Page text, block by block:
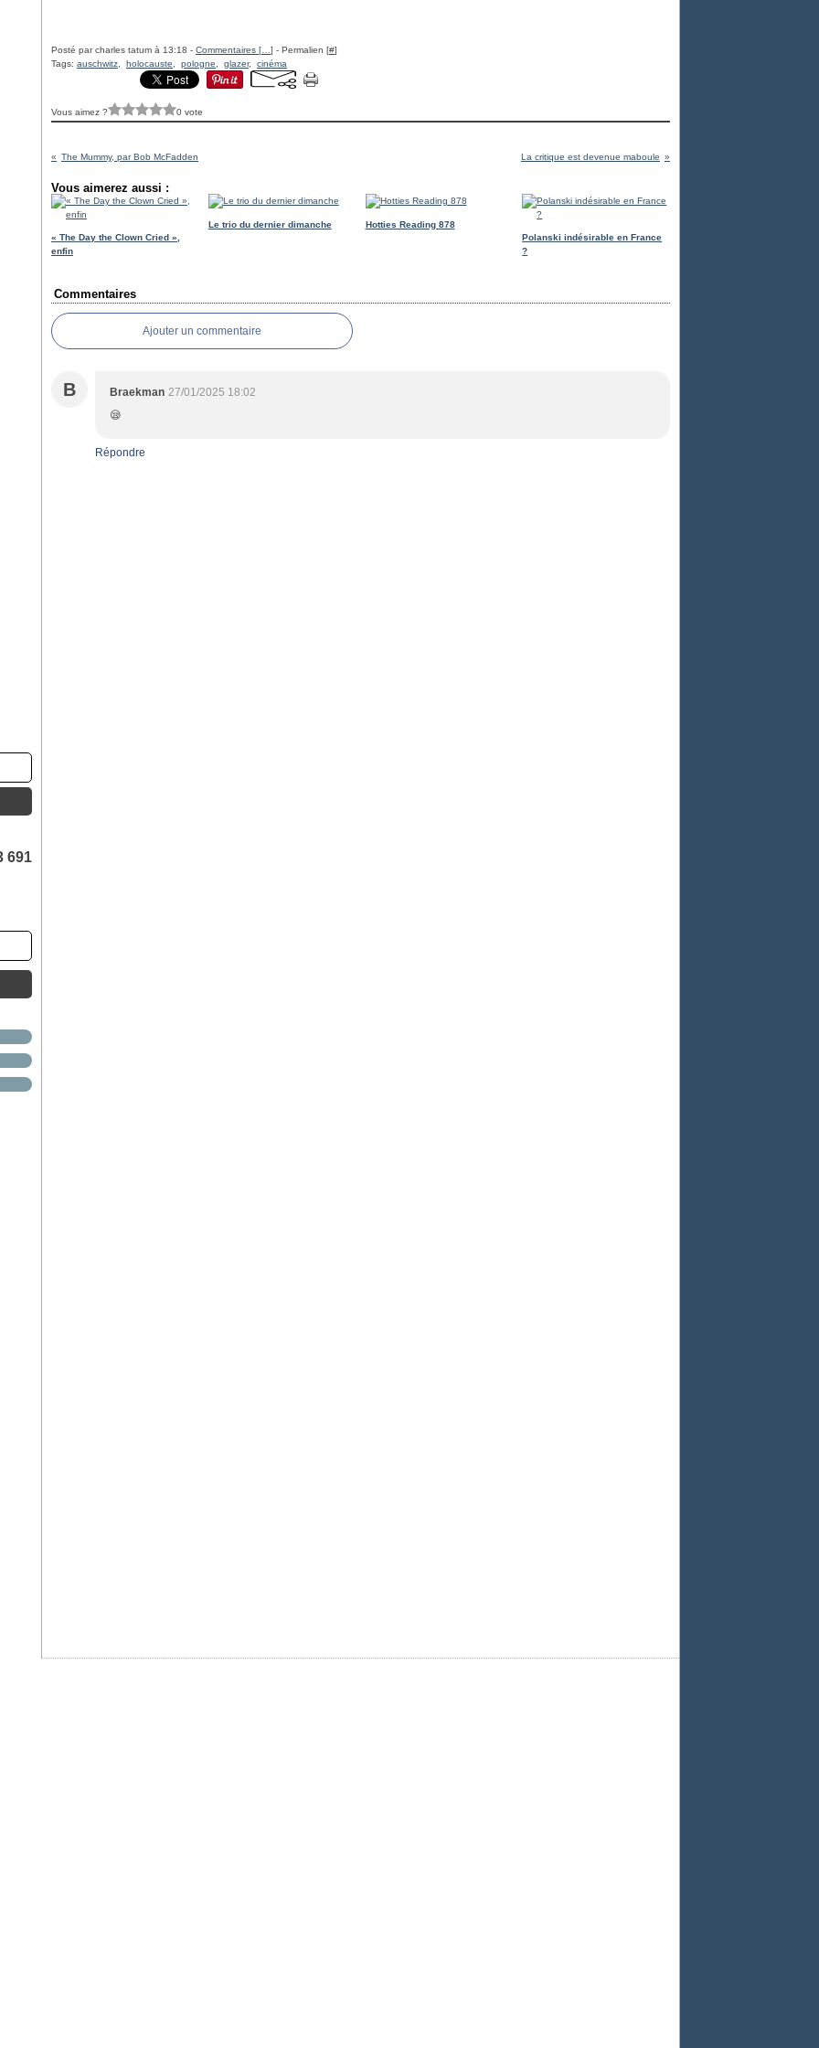
691
Posté par charles tatum à 13:18 - Commentaires [ ] - Permalien [#]
Tags: auschwitz holocauste pologne glazer, cinéma
Vous aimez ? 0 vote
The Mummy, par Bob McFadden La critique est devenue maboule
Vous aimerez aussi :
« The Day the Clown Cried »,
enfin
Le trio du dernier dimanche
Hotties Reading 878
Polanski indésirable en France
?
Commentaires
Ajouter un commentaire
B Braekman 27/01/2025 18:02
😪
Répondre